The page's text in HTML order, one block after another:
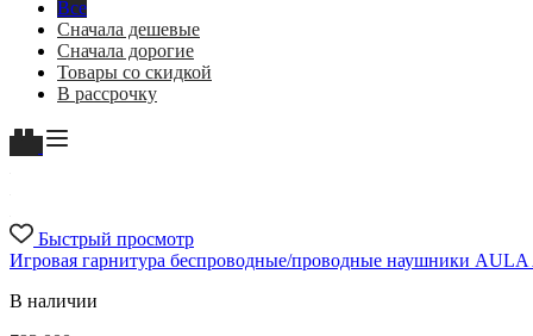
Все
Сначала дешевые
Сначала дорогие
Товары со скидкой
В рассрочку
Быстрый просмотр
Игровая гарнитура беспроводные/проводные наушники AULA
В наличии